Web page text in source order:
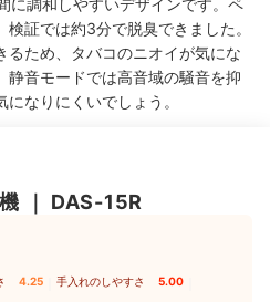
に調和しやすいデザインです。ペ
証では約3分で脱臭できました。
るため、タバコのニオイが気にな
静音モードでは高音域の騒音を抑
なりにくいでしょう。
DAS-15R
4.25 手入れのしやすさ 5.00